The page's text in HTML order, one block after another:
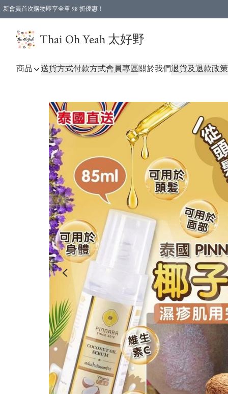
新會員首次購物即享全單 98 折優惠！
Thai Oh Yeah 太好野
商品 送貨方式付款方式會員專區關於我們退貨及退款政策